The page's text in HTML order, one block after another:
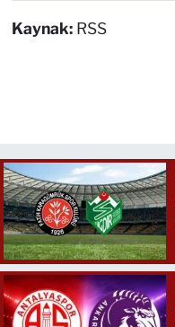
Kaynak: RSS